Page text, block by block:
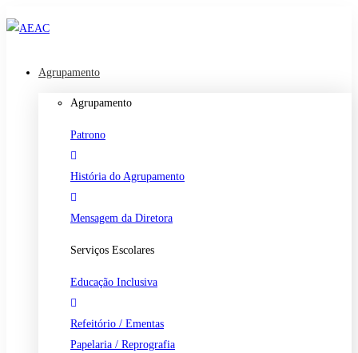
Agrupamento
Agrupamento
Patrono
História do Agrupamento
Mensagem da Diretora
Serviços Escolares
Educação Inclusiva
Refeitório / Ementas
Papelaria / Reprografia